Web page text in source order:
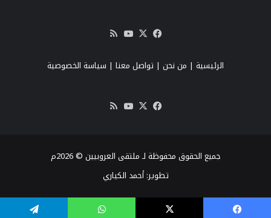
فيسبوك
‫X
‫YouTube
RSS
الرئيسية | من نحن | تواصل معنا | سياسة الخصوصية
فيسبوك
‫X
‫YouTube
جميع الحقوق محفوظة لـ ملتقى العروبيين © 2026م
تطوير:أحمد الكياري